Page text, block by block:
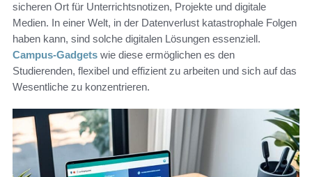
sicheren Ort für Unterrichtsnotizen, Projekte und digitale
Medien. In einer Welt, in der Datenverlust katastrophale Folgen
haben kann, sind solche digitalen Lösungen essenziell.
Campus-Gadgets wie diese ermöglichen es den
Studierenden, flexibel und effizient zu arbeiten und sich auf das
Wesentliche zu konzentrieren.